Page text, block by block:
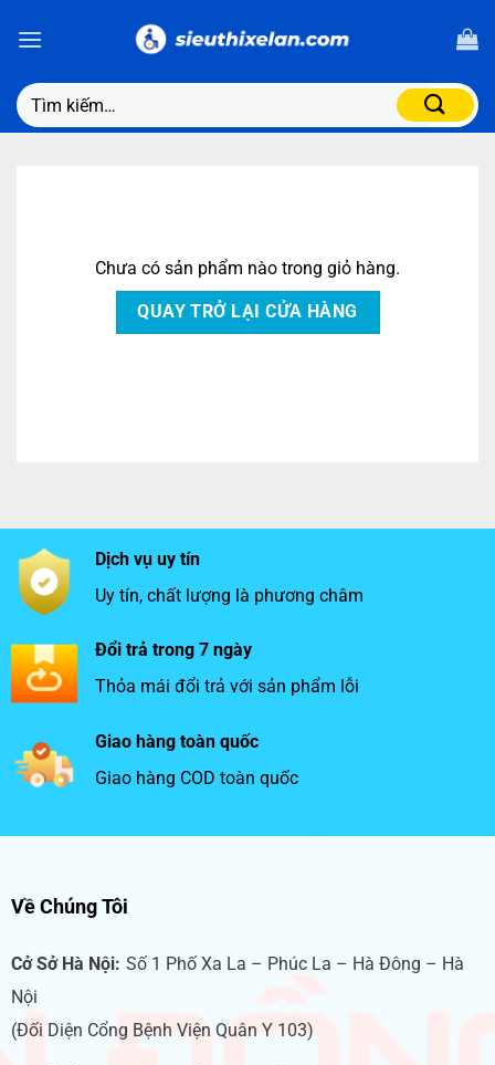
Chưa có sản phẩm nào trong giỏ hàng.
QUAY TRỞ LẠI CỬA HÀNG
Dịch vụ uy tín
Uy tín, chất lượng là phương châm
Đổi trả trong 7 ngày
Thỏa mái đổi trả với sản phẩm lỗi
Giao hàng toàn quốc
Giao hàng COD toàn quốc
Về Chúng Tôi
Cở Sở Hà Nội: Số 1 Phố Xa La – Phúc La – Hà Đông – Hà
Nội
(Đối Diện Cổng Bệnh Viện Quân Y 103)